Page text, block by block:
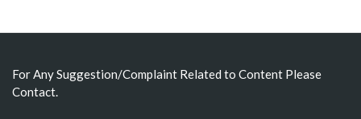
For Any Suggestion/Complaint Related to Content Please
Contact.